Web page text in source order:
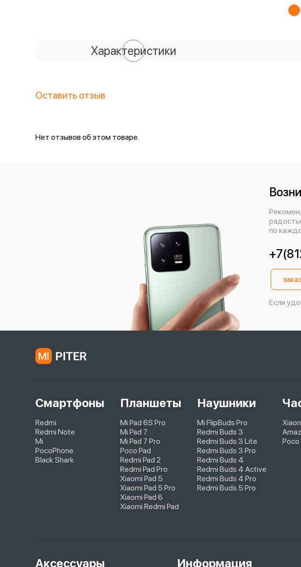
Характеристики
Оставить отзыв
Нет отзывов об этом товаре.
по
Если
Смартфоны
Redmi
Redmi Note
Mi
PocoPhone
Black Shark
Планшеты
Mi Pad 6S Pro
Mi Pad 7
Mi Pad 7 Pro
Poco Pad
Redmi Pad 2
Redmi Pad Pro
Xiaomi Pad 5
Xiaomi Pad 5 Pro
Xiaomi Pad 6
Xiaomi Redmi Pad
Наушники
Mi FlipBuds Pro
Redmi Buds 3
Redmi Buds 3 Lite
Redmi Buds 3 Pro
Redmi Buds 4
Redmi Buds 4 Active
Redmi Buds 4 Pro
Redmi Buds 5 Pro
Poco
Аксессуары Информация